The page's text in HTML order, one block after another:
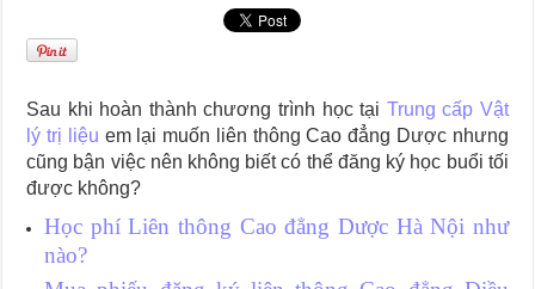
Sau khi hoàn thành chương trình học tại Trung cấp Vật
lý trị liệu em lại muốn liên thông Cao đẳng Dược nhưng
cũng bận việc nên không biết có thể đăng ký học buổi tối
được không?
Học phí Liên thông Cao đẳng Dược Hà Nội như
nào?